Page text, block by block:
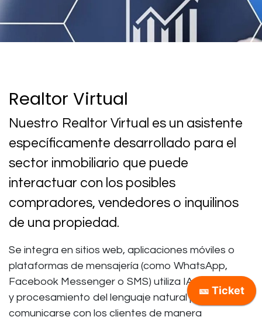
Realtor Virtual
Nuestro Realtor Virtual es un asistente
específicamente desarrollado para el
sector inmobiliario que puede
interactuar con los posibles
compradores, vendedores o inquilinos
de una propiedad.
Se integra en sitios web, aplicaciones móviles o
plataformas de mensajería (como WhatsApp,
Facebook Messenger o SMS) utiliza IA generativa
y procesamiento del lenguaje natural para
comunicarse con los clientes de manera